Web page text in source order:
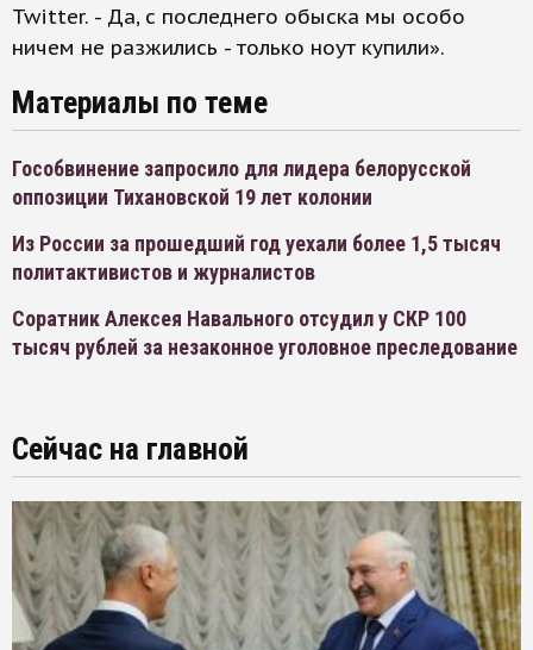
Twitter. - Да, с последнего обыска мы особо
ничем не разжились - только ноут купили».
Материалы по теме
Гособвинение запросило для лидера белорусской
оппозиции Тихановской 19 лет колонии
Из России за прошедший год уехали более 1,5 тысяч
политактивистов и журналистов
Соратник Алексея Навального отсудил у СКР 100
тысяч рублей за незаконное уголовное преследование
Сейчас на главной